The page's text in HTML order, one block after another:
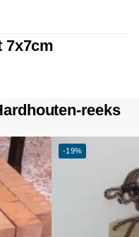
7x7cm
reeks
-19%